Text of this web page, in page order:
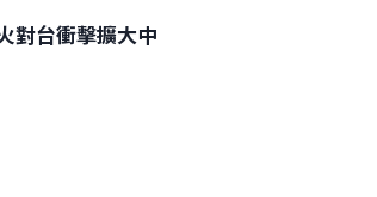
對台衝擊擴大中